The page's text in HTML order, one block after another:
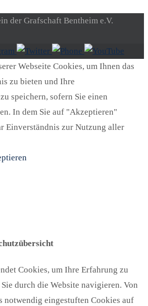
der Grafschaft Bentheim e.V.
Webseite Cookies, um Ihnen das
zu bieten und Ihre
speichern, sofern Sie einen
In dem Sie auf "Akzeptieren"
Einverständnis zur Nutzung aller
Cookies, um Ihre Erfahrung zu
durch die Website navigieren. Von
notwendig eingestuften Cookies auf